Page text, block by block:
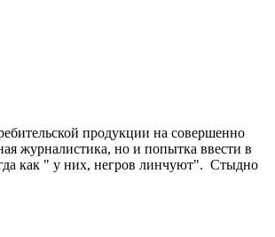
продукции на совершенно
журналистика, но и попытка ввести в
как " у них, негров линчуют". Стыдно